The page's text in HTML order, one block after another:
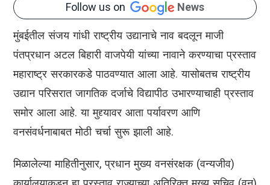
Follow us on News
मुंबईतील संजय गांधी राष्ट्रीय उद्यानाचे नाव बदलून माजी
पंतप्रधान अटल बिहारी वाजपेयी यांच्या नावाने करण्याचा प्रस्ताव
महाराष्ट्र सरकारकडे पाठवण्यात आला आहे. यासोबतच राष्ट्रीय
उद्यान परिसरात जागतिक दर्जाचे विद्यापीठ उभारण्याचाही प्रस्ताव
समोर आला आहे. या मुद्द्यावर आता पर्यावरण आणि
वनसंवर्धनाबाबत मोठी चर्चा सुरू झाली आहे.
मिळालेल्या माहितीनुसार, प्रधान मुख्य वनसंरक्षक (वन्यजीव)